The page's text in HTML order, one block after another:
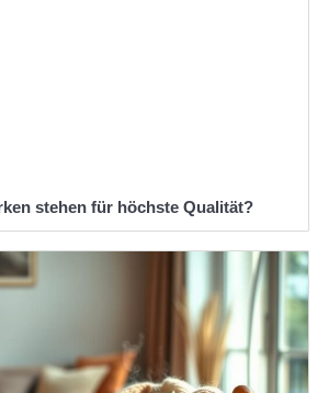
stehen für höchste Qualität?